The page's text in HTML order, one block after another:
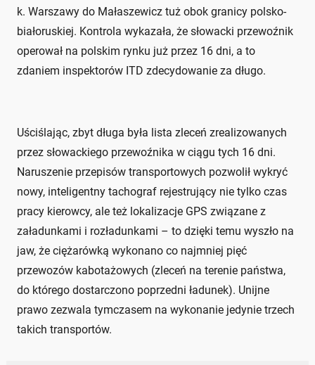
k. Warszawy do Małaszewicz tuż obok granicy polsko-
białoruskiej. Kontrola wykazała, że słowacki przewoźnik
operował na polskim rynku już przez 16 dni, a to
zdaniem inspektorów ITD zdecydowanie za długo.
Uściślając, zbyt długa była lista zleceń zrealizowanych
przez słowackiego przewoźnika w ciągu tych 16 dni.
Naruszenie przepisów transportowych pozwolił wykryć
nowy, inteligentny tachograf rejestrujący nie tylko czas
pracy kierowcy, ale też lokalizacje GPS związane z
załadunkami i rozładunkami – to dzięki temu wyszło na
jaw, że ciężarówką wykonano co najmniej pięć
przewozów kabotażowych (zleceń na terenie państwa,
do którego dostarczono poprzedni ładunek). Unijne
prawo zezwala tymczasem na wykonanie jedynie trzech
takich transportów.